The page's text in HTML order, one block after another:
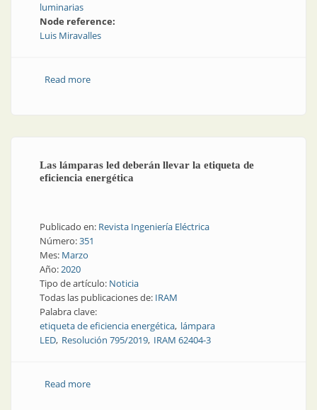
luminarias
Node reference:
Luis Miravalles
Read moreabout Fría - Cálida
Las lámparas led deberán llevar la etiqueta de
eficiencia energética
Publicado en: Revista Ingeniería Eléctrica
Número:351
Mes: Marzo
Año:2020
Tipo de artículo: Noticia
Todas las publicaciones de: IRAM
Palabra clave:
etiqueta de eficiencia energética lámpara
LED Resolución 795/2019 IRAM 62404-3
Read moreabout Las lámparas led deberán llevar la etiqueta de